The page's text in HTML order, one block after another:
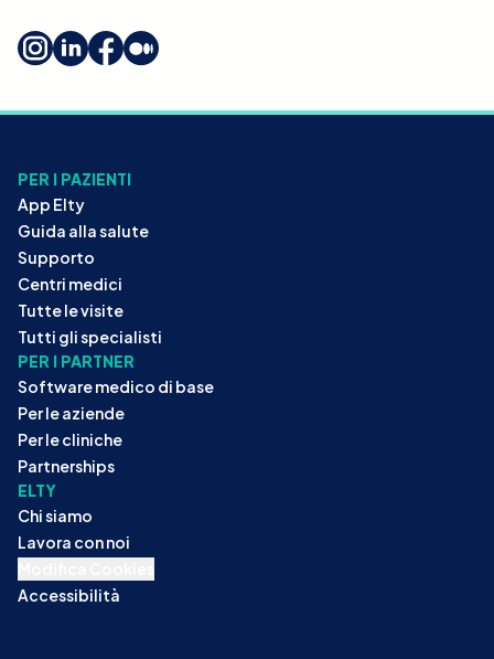
PER I PAZIENTI
App Elty
Guida alla salute
Supporto
Centri medici
Tutte le visite
Tutti gli specialisti
PER I PARTNER
Software medico di base
Per le aziende
Per le cliniche
Partnerships
ELTY
Chi siamo
Lavora con noi
Accessibilità